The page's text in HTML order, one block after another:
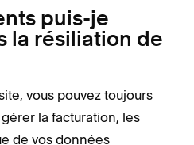
puis-je
la résiliation de
vous pouvez toujours
la facturation, les
de vos données